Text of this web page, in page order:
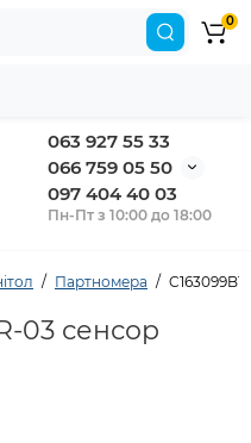
063 927 55 33
066 759 05 50
097 404 40 03
Пн-Пт з 10:00 до 18:00
0
Партномера
03 сенсор